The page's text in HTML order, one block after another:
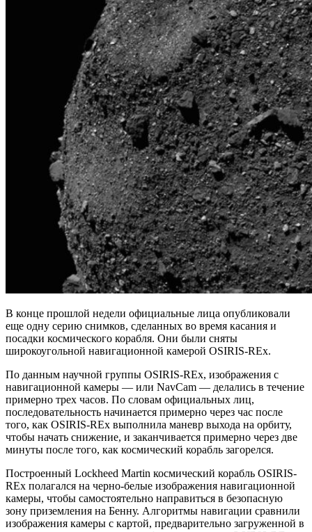
В конце прошлой недели официальные лица опубликовали
еще одну серию снимков, сделанных во время касания и
посадки космического корабля. Они были сняты
широкоугольной навигационной камерой OSIRIS-REx.
По данным научной группы OSIRIS-REx, изображения с
навигационной камеры — или NavCam — делались в течение
примерно трех часов. По словам официальных лиц,
последовательность начинается примерно через час после
того, как OSIRIS-REx выполнила маневр выхода на орбиту,
чтобы начать снижение, и заканчивается примерно через две
минуты после того, как космический корабль загорелся.
Построенный Lockheed Martin космический корабль OSIRIS-
REx полагался на черно-белые изображения навигационной
камеры, чтобы самостоятельно направиться в безопасную
зону приземления на Бенну. Алгоритмы навигации сравнили
изображения камеры с картой, предварительно загруженной в